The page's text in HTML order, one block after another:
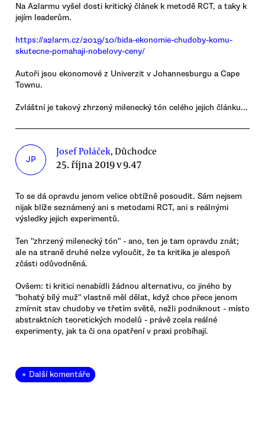
Na A2larmu vyšel dosti kritický článek k metodě RCT, a taky k
jejím leaderům.
https://a2larm.cz/2019/10/bida-ekonomie-chudoby-komu-
skutecne-pomahaji-nobelovy-ceny/
Autoři jsou ekonomové z Univerzit v Johannesburgu a Cape
Townu.
Zvláštní je takový zhrzený milenecký tón celého jejich článku...
JP
Josef Poláček, Důchodce
25. října 2019 v 9.47
To se dá opravdu jenom velice obtížně posoudit. Sám nejsem
nijak blíže seznámený ani s metodami RCT, ani s reálnými
výsledky jejich experimentů.
Ten "zhrzený milenecký tón" - ano, ten je tam opravdu znát;
ale na straně druhé nelze vyloučit, že ta kritika je alespoň
zčásti odůvodněná.
Ovšem: ti kritici nenabídli žádnou alternativu, co jiného by
"bohatý bílý muž" vlastně měl dělat, když chce přece jenom
zmírnit stav chudoby ve třetím světě, nežli podniknout - místo
abstraktních teoretických modelů - právě zcela reálné
experimenty, jak ta či ona opatření v praxi probíhají.
+ Další komentáře